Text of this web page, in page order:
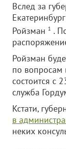
Вслед за
Ройзман 1 .
Ройзман
по вопросам
состоится с
служба
Кстати,
в
неких